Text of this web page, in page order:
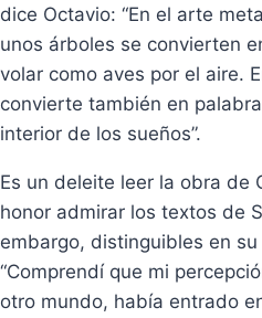
dice Octavio: “En el arte
unos árboles se convierten
volar como aves por el aire.
convierte también en
interior de los sueños”.
Es un deleite leer la obra de
honor admirar los textos de
embargo, distinguibles en
“Comprendí que mi
otro mundo, había entrado